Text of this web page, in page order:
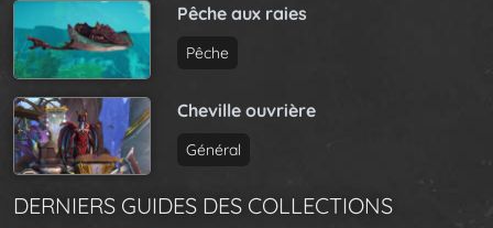
Pêche aux raies
Pêche
Cheville ouvrière
Général
DERNIERS GUIDES DES COLLECTIONS